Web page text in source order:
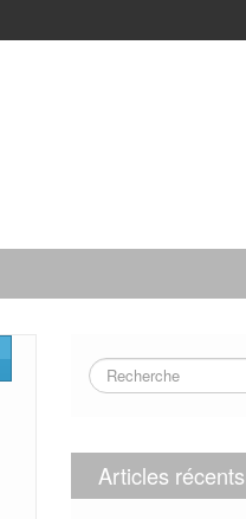
Articles récents